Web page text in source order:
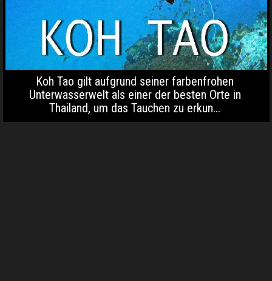
Koh Tao gilt aufgrund seiner farbenfrohen
Unterwasserwelt als einer der besten Orte in
Thailand, um das Tauchen zu erkun...